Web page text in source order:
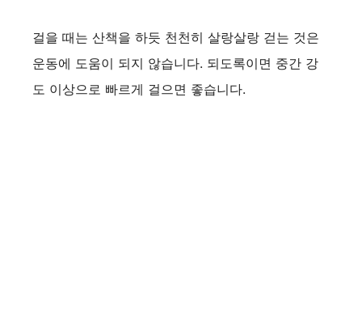
걸을 때는 산책을 하듯 천천히 살랑살랑 걷는 것은
운동에 도움이 되지 않습니다. 되도록이면 중간 강
도 이상으로 빠르게 걸으면 좋습니다.